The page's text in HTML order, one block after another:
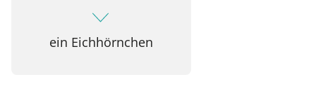
ein Eichhörnchen